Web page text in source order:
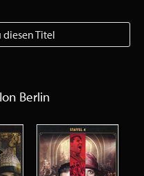
diesen Titel
Berlin